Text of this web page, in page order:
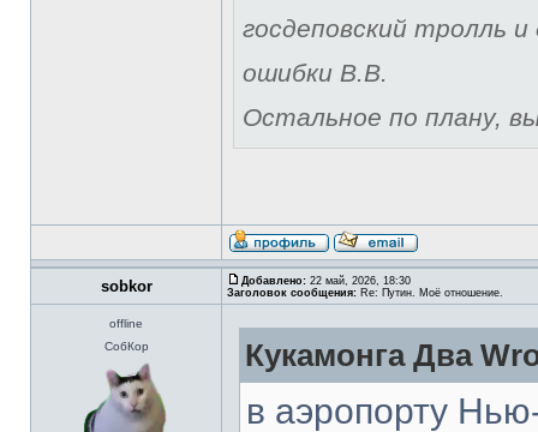
госдеповский тролль
ошибки В.В.
Остальное по плану,
sobkor Добавлено: 22 май, 2026, 18:30
Заголовок сообщения: Re: Путин. Моё отношение.
offline
СобКор
Кукамонга Два
в аэропорту